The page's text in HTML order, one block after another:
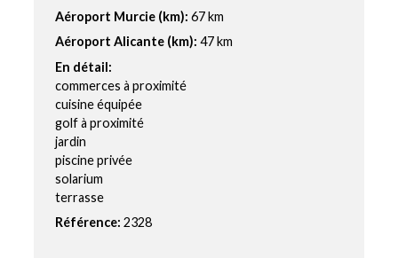
Aéroport Murcie (km): 67 km
Aéroport Alicante (km): 47 km
En détail:
commerces à proximité
cuisine équipée
golf à proximité
jardin
piscine privée
solarium
terrasse
Référence:2328